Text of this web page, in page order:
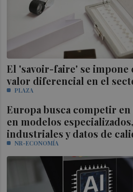
El 'savoir-faire' se impone
valor diferencial en el
PLAZA
Europa busca competir en
en modelos
industriales y datos de
NR-ECONOMÍA